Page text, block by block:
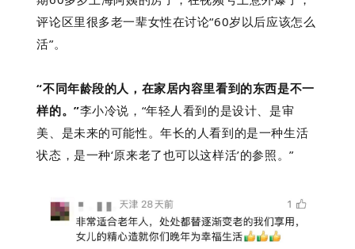
评论区里很多老一辈女性在讨论“60岁以后应该怎么
活”。
“不同年龄段的人，在家居内容里看到的东西是不一
样的。”李小冷说，“年轻人看到的是设计、是审
美、是未来的可能性。年长的人看到的是一种生活
状态，是一种‘原来老了也可以这样活’的参照。”